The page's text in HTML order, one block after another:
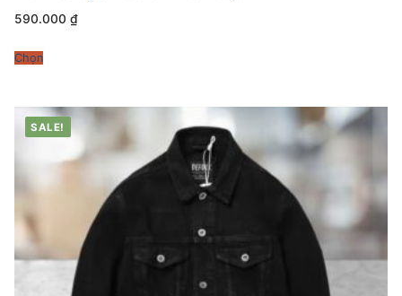
590.000 ₫
Chọn
SALE!